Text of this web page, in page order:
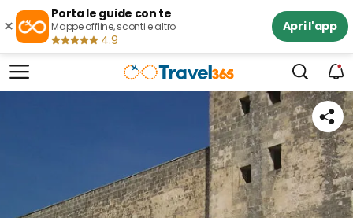
×
Porta le guide con te
Mappe offline, sconti e altro
4.9
Apri l'app